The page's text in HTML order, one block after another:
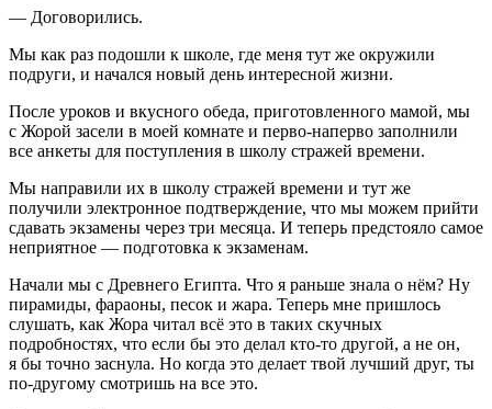
— Договорились.
Мы как раз подошли к школе, где меня тут же окружили
подруги, и начался новый день интересной жизни.
После уроков и вкусного обеда, приготовленного мамой, мы
с Жорой засели в моей комнате и перво-наперво заполнили
все анкеты для поступления в школу стражей времени.
Мы направили их в школу стражей времени и тут же
получили электронное подтверждение, что мы можем прийти
сдавать экзамены через три месяца. И теперь предстояло самое
неприятное — подготовка к экзаменам.
Начали мы с Древнего Египта. Что я раньше знала о нём? Ну
пирамиды, фараоны, песок и жара. Теперь мне пришлось
слушать, как Жора читал всё это в таких скучных
подробностях, что если бы это делал кто-то другой, а не он,
я бы точно заснула. Но когда это делает твой лучший друг, ты
по-другому смотришь на все это.